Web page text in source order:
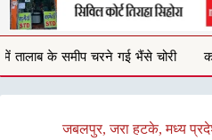
चोरी करोड़पति बाबू के ठिकाने पर
जबलपुर,जरा हटके,मध्य